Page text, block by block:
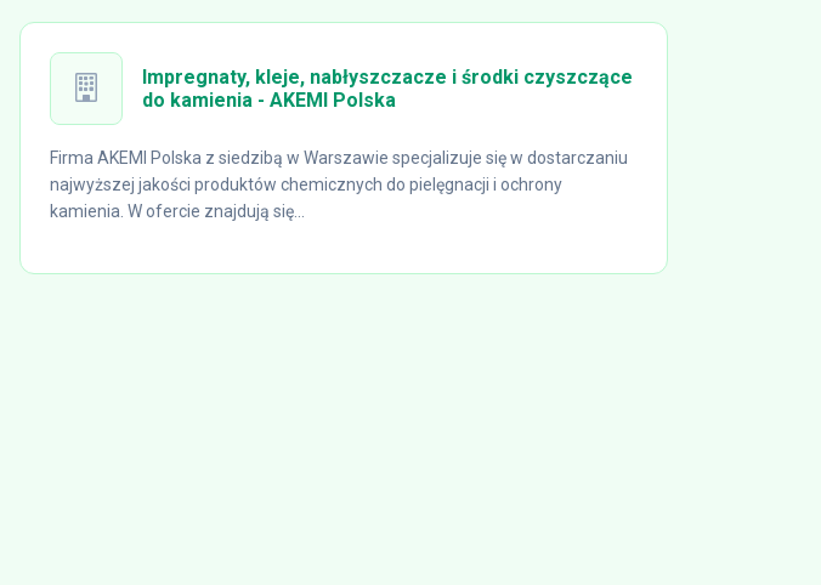
Impregnaty, kleje, nabłyszczacze i środki czyszczące
do kamienia - AKEMI Polska
Firma AKEMI Polska z siedzibą w Warszawie specjalizuje się w dostarczaniu
najwyższej jakości produktów chemicznych do pielęgnacji i ochrony
kamienia. W ofercie znajdują się...